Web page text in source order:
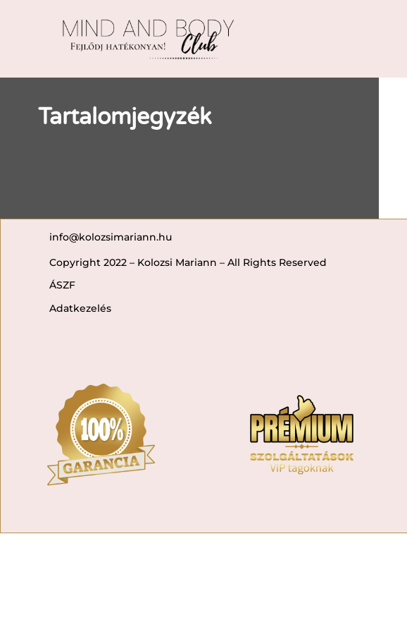
Tartalomjegyzék
info@kolozsimariann.hu
Copyright 2022 – Kolozsi Mariann – All Rights Reserved
ÁSZF
Adatkezelés